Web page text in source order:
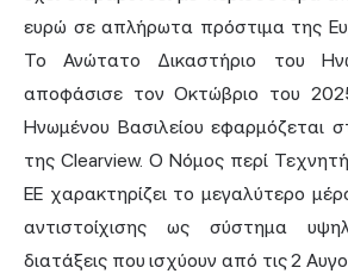
ευρώ σε απλήρωτα πρόστιμα της
Το Ανώτατο Δικαστήριο του
αποφάσισε τον Οκτώβριο του
Ηνωμένου Βασιλείου εφαρμόζεται
της Clearview. Ο Νόμος περί
ΕΕ χαρακτηρίζει το μεγαλύτερο
αντιστοίχισης ως σύστημα
διατάξεις που ισχύουν από τις 2